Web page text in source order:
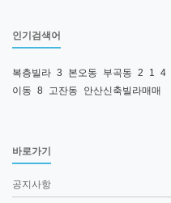
인기검색어
복층빌라 3 본오동 부곡동 2 1 4
이동 8 고잔동 안산신축빌라매매
바로가기
공지사항